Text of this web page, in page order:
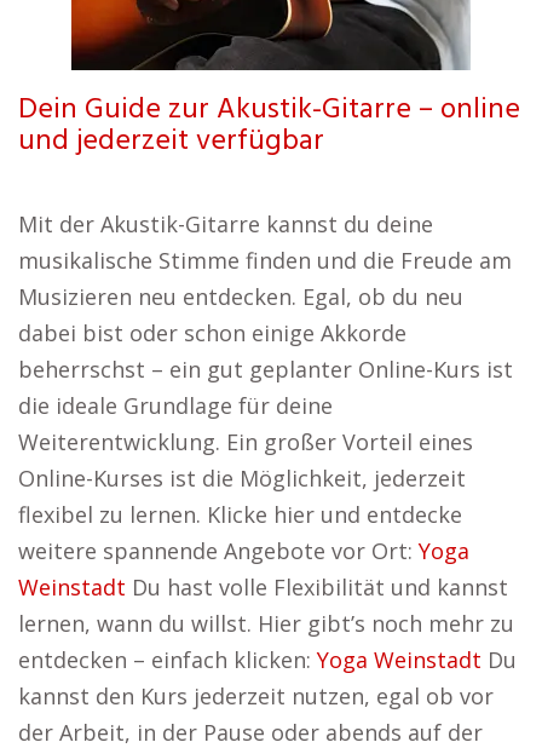
Dein Guide zur Akustik-Gitarre – online
und jederzeit verfügbar
Mit der Akustik-Gitarre kannst du deine
musikalische Stimme finden und die Freude am
Musizieren neu entdecken. Egal, ob du neu
dabei bist oder schon einige Akkorde
beherrschst – ein gut geplanter Online-Kurs ist
die ideale Grundlage für deine
Weiterentwicklung. Ein großer Vorteil eines
Online-Kurses ist die Möglichkeit, jederzeit
flexibel zu lernen. Klicke hier und entdecke
weitere spannende Angebote vor Ort: Yoga
Weinstadt Du hast volle Flexibilität und kannst
lernen, wann du willst. Hier gibt’s noch mehr zu
entdecken – einfach klicken: Yoga Weinstadt Du
kannst den Kurs jederzeit nutzen, egal ob vor
der Arbeit, in der Pause oder abends auf der